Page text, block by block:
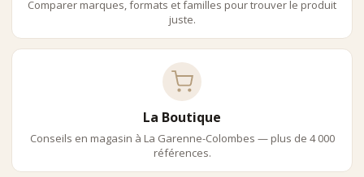
Comparer marques, formats et familles pour trouver le produit
juste.
La Boutique
Conseils en magasin à La Garenne-Colombes — plus de 4 000
références.